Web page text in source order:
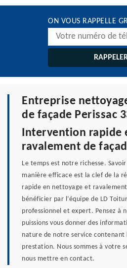
ON VOUS RAPPELLE
Entreprise
de façade Perissac
Intervention rapide
ravalement de
Le temps est notre richesse.
manière efficace est la clef de la
rapide en nettoyage et
bénéficier par l’équipe de LD
professionnel et expert. Pensez à
puissions vous donner des
nature de notre service
prestation. Nous sommes à votre
nous mettre en contact.